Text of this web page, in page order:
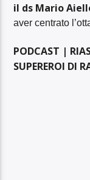
il ds Mario
aver centrato
PODCAST |
SUPEREROI DI